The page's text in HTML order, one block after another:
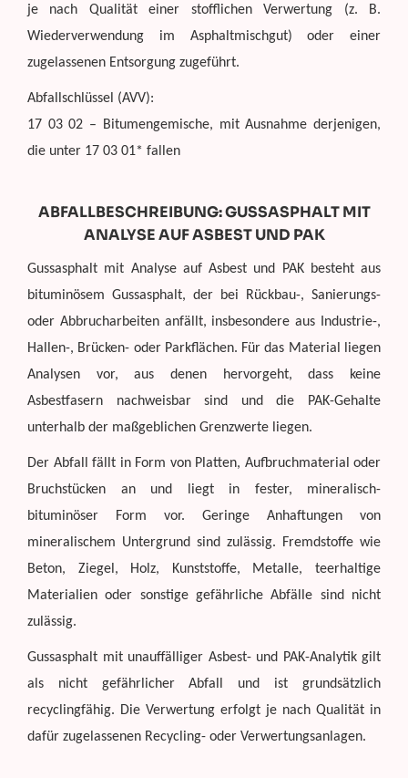
je nach Qualität einer stofflichen Verwertung (z. B.
Wiederverwendung im Asphaltmischgut) oder einer
zugelassenen Entsorgung zugeführt.
Abfallschlüssel (AVV):
17 03 02 – Bitumengemische, mit Ausnahme derjenigen,
die unter 17 03 01* fallen
ABFALLBESCHREIBUNG: GUSSASPHALT MIT
ANALYSE AUF ASBEST UND PAK
Gussasphalt mit Analyse auf Asbest und PAK besteht aus
bituminösem Gussasphalt, der bei Rückbau-, Sanierungs-
oder Abbrucharbeiten anfällt, insbesondere aus Industrie-,
Hallen-, Brücken- oder Parkflächen. Für das Material liegen
Analysen vor, aus denen hervorgeht, dass keine
Asbestfasern nachweisbar sind und die PAK-Gehalte
unterhalb der maßgeblichen Grenzwerte liegen.
Der Abfall fällt in Form von Platten, Aufbruchmaterial oder
Bruchstücken an und liegt in fester, mineralisch-
bituminöser Form vor. Geringe Anhaftungen von
mineralischem Untergrund sind zulässig. Fremdstoffe wie
Beton, Ziegel, Holz, Kunststoffe, Metalle, teerhaltige
Materialien oder sonstige gefährliche Abfälle sind nicht
zulässig.
Gussasphalt mit unauffälliger Asbest- und PAK-Analytik gilt
als nicht gefährlicher Abfall und ist grundsätzlich
recyclingfähig. Die Verwertung erfolgt je nach Qualität in
dafür zugelassenen Recycling- oder Verwertungsanlagen.